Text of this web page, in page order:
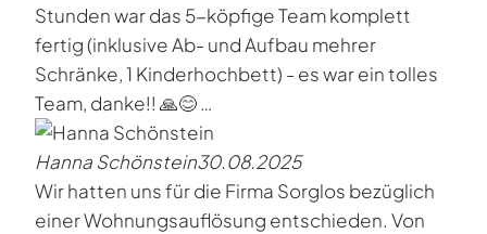
Stunden war das 5-köpfige Team komplett
fertig (inklusive Ab- und Aufbau mehrer
Schränke, 1 Kinderhochbett) - es war ein tolles
Team, danke!! 🙏😊 …
Hanna Schönstein30.08.2025
Wir hatten uns für die Firma Sorglos bezüglich
einer Wohnungsauflösung entschieden. Von